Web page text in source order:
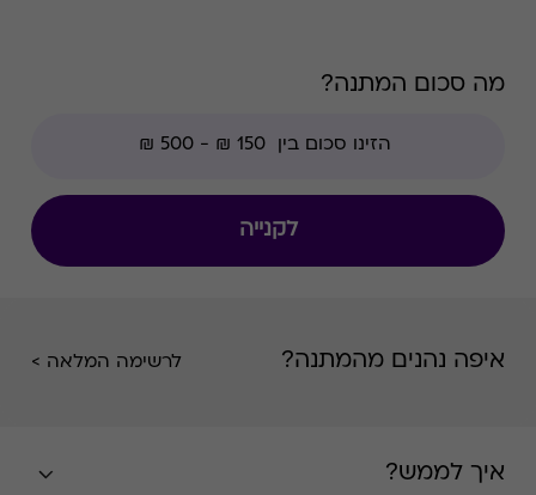
מה סכום המתנה?
לקנייה
איפה נהנים מהמתנה? לרשימה המלאה >
איך לממש?